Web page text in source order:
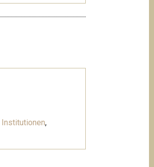
Institutionen,